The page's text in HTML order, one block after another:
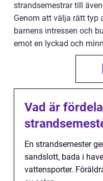
strandsemestrar till
Genom att välja rätt typ
barnens intressen och
emot en lyckad och
Vad är
En strandsemester
sandslott, bada i
vattensporter.